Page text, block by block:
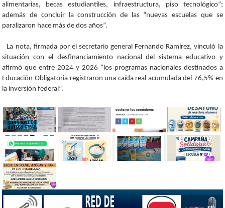
alimentarias, becas estudiantiles, infraestructura, piso tecnológico”;
además de concluir la construcción de las “nuevas escuelas que se
paralizaron hace más de dos años”.
La nota, firmada por el secretario general Fernando Ramírez, vinculó la
situación con el desfinanciamiento nacional del sistema educativo y
afirmó que entre 2024 y 2026 “los programas nacionales destinados a
Educación Obligatoria registraron una caída real acumulada del 76,5% en
la inversión federal”.